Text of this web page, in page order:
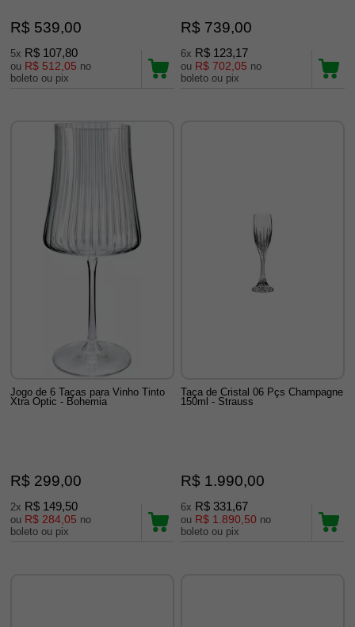
R$ 539,00
5x R$ 107,80
ou R$ 512,05 no
boleto ou pix
R$ 739,00
6x R$ 123,17
ou R$ 702,05 no
boleto ou pix
Jogo de 6 Taças para Vinho Tinto
Xtra Optic - Bohemia
R$ 299,00
2x R$ 149,50
ou R$ 284,05 no
boleto ou pix
Taça de Cristal 06 Pçs Champagne
150ml - Strauss
R$ 1.990,00
6x R$ 331,67
ou R$ 1.890,50 no
boleto ou pix